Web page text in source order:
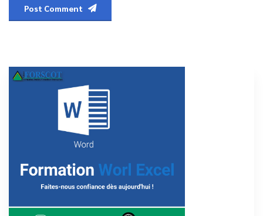
Post Comment